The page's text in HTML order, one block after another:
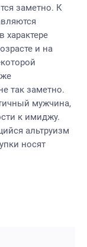
заметно. К
характере
и на
так заметно.
мужчина,
к имиджу.
альтруизм
носят